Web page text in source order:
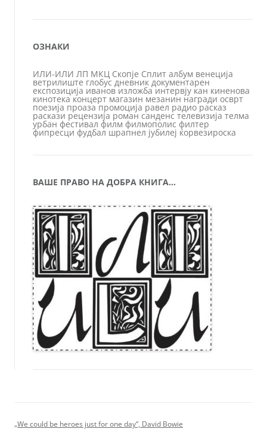
ОЗНАКИ
ИЛИ-ИЛИ ЛП МКЦ Скопје Сплит албум венеција
ветрилиште глобус дневник документарен
експозиција иванов изложба интервју кан киненова
кинотека концерт магазин мезанин награди осврт
поезија проаза промоција равел радио расказ
раскази рецензија роман санденс телевизија телма
урбан фестивал филм филмополис филтер
фипресци фудбал шрапнел јубилеј ќорвезироска
ВАШЕ ПРАВО НА ДОБРА КНИГА…
„We could be heroes just for one day“, David Bowie